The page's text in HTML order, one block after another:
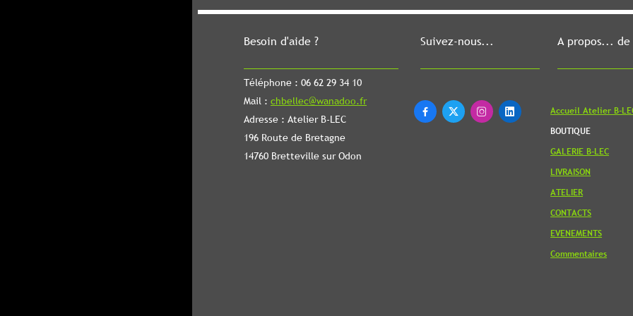
Besoin d'aide ?
Téléphone : 06 62 29 34 10
Mail : chbellec@wanadoo.fr
Adresse : Atelier B-LEC
196 Route de Bretagne
14760 Bretteville sur Odon
Suivez-nous...
   
A propos... de
Accueil Atelier B-
BOUTIQUE
GALERIE B-LEC
LIVRAISON
ATELIER
CONTACTS
EVENEMENTS
Commentaires